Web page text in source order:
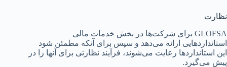
نظارت
GLOFSA برای شرکت‌ها در بخش خدمات مالی
استانداردهایی ارائه می‌دهد و سپس برای آنکه مطمئن شود
این استانداردها رعایت می‌شوند، فرآیند نظارتی برای آنها را در
پیش می‌گیرد.